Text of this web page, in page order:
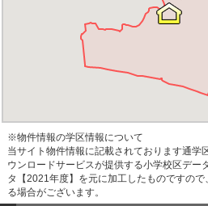
※物件情報の学区情報について
当サイト物件情報に記載されております通学
ウンロードサービスが提供する小学校区デー
タ【2021年度】を元に加工したものですの
る場合がございます。